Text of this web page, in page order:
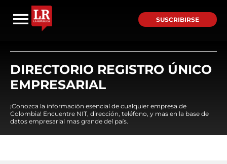
SUSCRIBIRSE
DIRECTORIO REGISTRO ÚNICO
EMPRESARIAL
¡Conozca la información esencial de cualquier empresa de
Colombia! Encuentre NIT, dirección, teléfono, y mas en la base de
datos empresarial mas grande del país.